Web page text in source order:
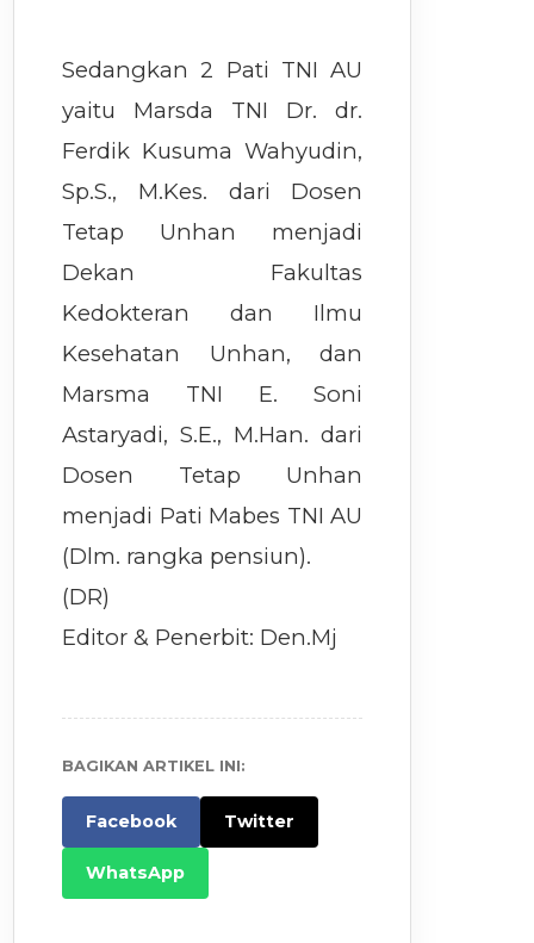
Sedangkan 2 Pati TNI AU
yaitu Marsda TNI Dr. dr.
Ferdik Kusuma Wahyudin,
Sp.S., M.Kes. dari Dosen
Tetap Unhan menjadi
Dekan Fakultas
Kedokteran dan Ilmu
Kesehatan Unhan, dan
Marsma TNI E. Soni
Astaryadi, S.E., M.Han. dari
Dosen Tetap Unhan
menjadi Pati Mabes TNI AU
(Dlm. rangka pensiun).
(DR)
Editor & Penerbit: Den.Mj
BAGIKAN ARTIKEL INI:
Facebook Twitter
WhatsApp